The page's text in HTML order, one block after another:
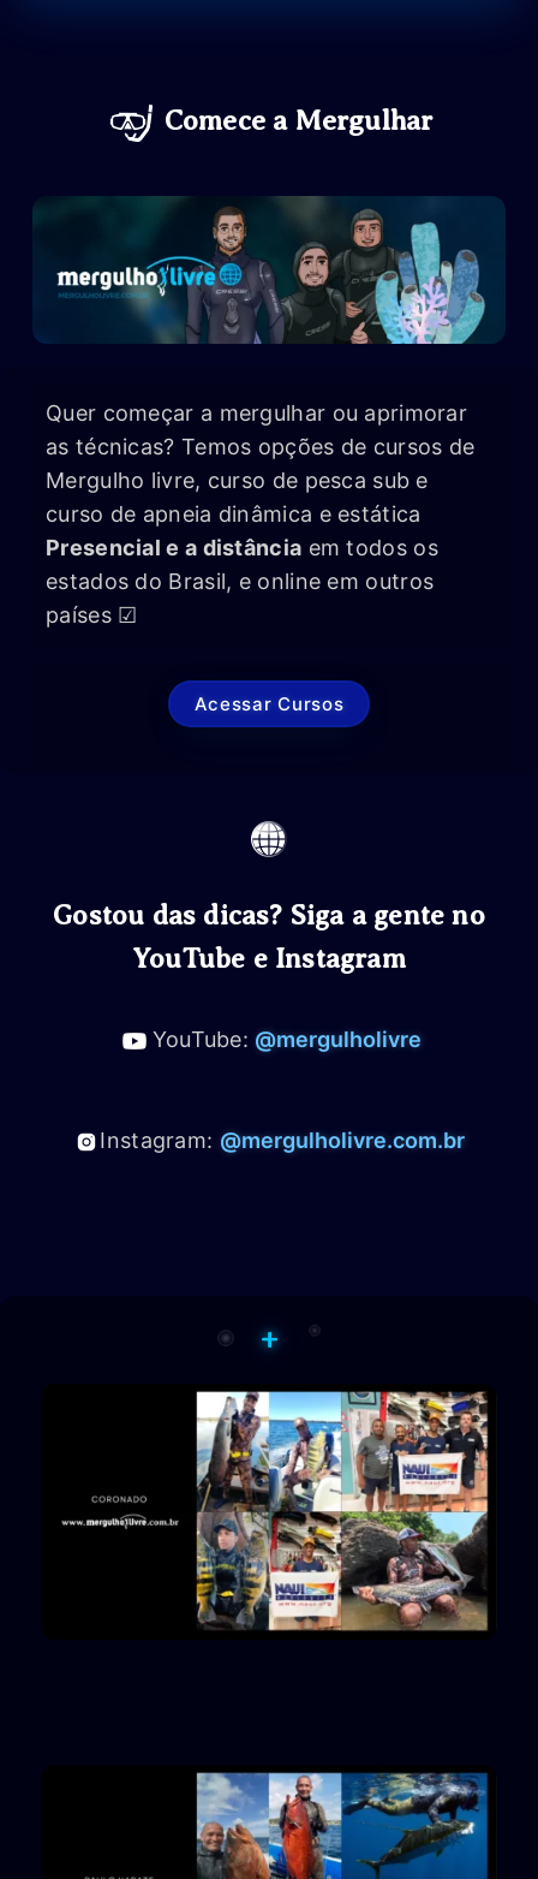
Comece a Mergulhar
Quer começar a mergulhar ou aprimorar
as técnicas? Temos opções de cursos de
Mergulho livre, curso de pesca sub e
curso de apneia dinâmica e estática
Presencial e a distância em todos os
estados do Brasil, e online em outros
países ☑
Acessar Cursos
Gostou das dicas? Siga a gente no
YouTube e Instagram
YouTube: @mergulholivre
Instagram: @mergulholivre.com.br
+